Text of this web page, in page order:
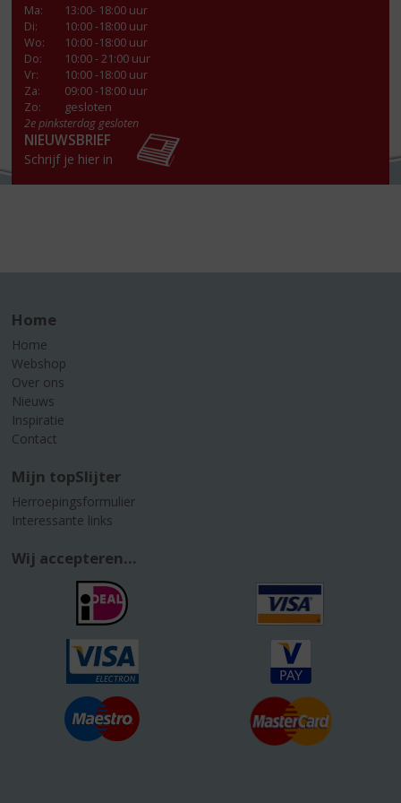
Ma:
13:00- 18:00 uur
Di:
10:00 -18:00 uur
Wo:
10:00 -18:00 uur
Do:
10:00 - 21:00 uur
Vr:
10:00 -18:00 uur
Za:
09:00 -18:00 uur
Zo:
gesloten
2e pinksterdag gesloten
NIEUWSBRIEF
Schrijf je hier in
Home
Home
Webshop
Over ons
Nieuws
Inspiratie
Contact
Mijn topSlijter
Herroepingsformulier
Interessante links
Wij accepteren...